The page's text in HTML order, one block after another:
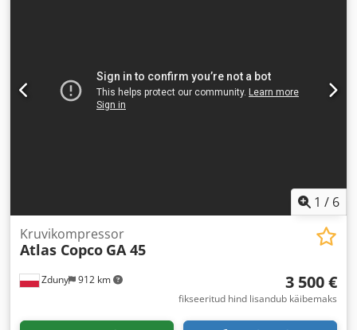
1 / 6
Zduny 912 km
Kruvikompressor
Atlas Copco GA 45
3 500 €
fikseeritud hind lisandub käibemaks